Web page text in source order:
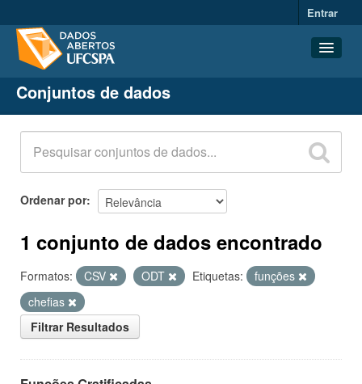
Entrar
Conjuntos de dados
Organizações
Grupos
Sobre
Conjuntos de dados
Ordenar por
1 conjunto de dados encontrado
Formatos: CSV ODT Etiquetas:
funções
chefias
Filtrar Resultados